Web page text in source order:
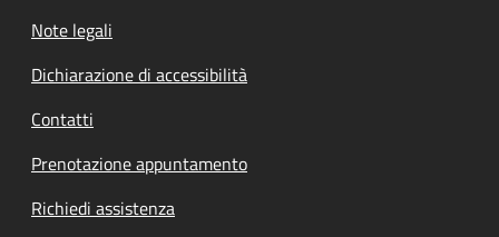
Note legali
Dichiarazione di accessibilità
Contatti
Prenotazione appuntamento
Richiedi assistenza